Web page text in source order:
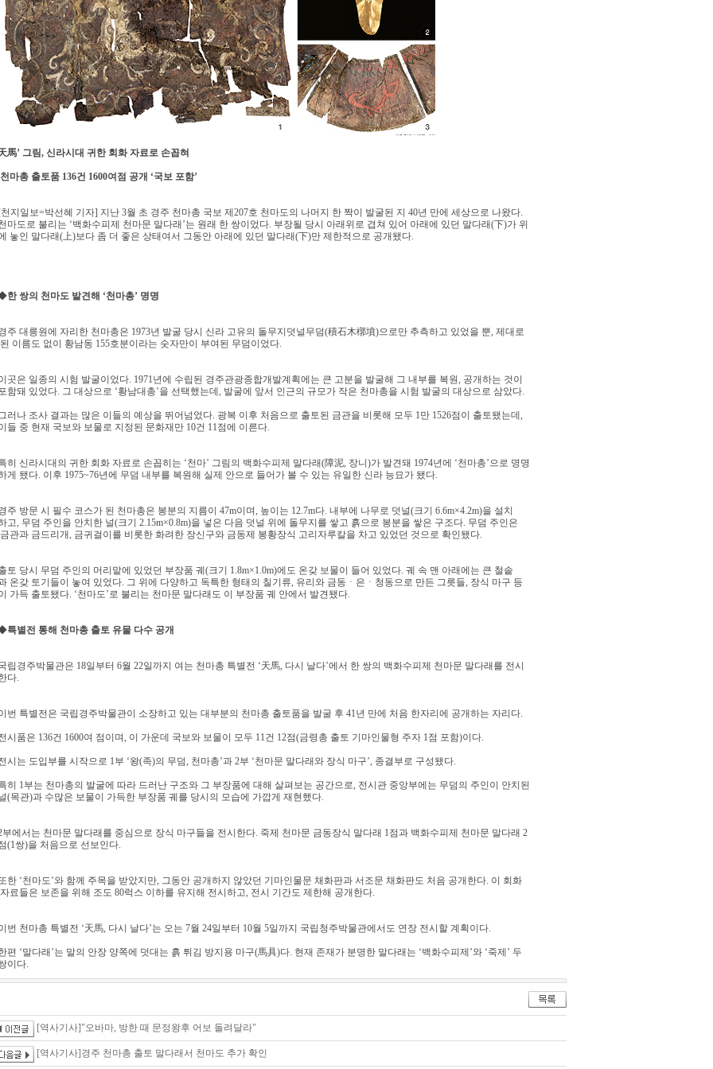
馬’ 그림, 신라시대 귀한 회화 자료로 손꼽혀
마총 출토품 136건 1600여점 공개 ‘국보 포함’
지일보=박선혜 기자] 지난 3월 초 경주 천마총 국보 제207호 천마도의 나머지 한 짝이 발굴된 지 40년 만에 세상으로 나왔다.
마도로 불리는 ‘백화수피제 천마문 말다래’는 원래 한 쌍이었다. 부장될 당시 아래위로 겹쳐 있어 아래에 있던 말다래(下)가 위
놓인 말다래(上)보다 좀 더 좋은 상태여서 그동안 아래에 있던 말다래(下)만 제한적으로 공개됐다.
한 쌍의 천마도 발견해 ‘천마총’ 명명
주 대릉원에 자리한 천마총은 1973년 발굴 당시 신라 고유의 돌무지덧널무덤(積石木槨墳)으로만 추측하고 있었을 뿐, 제대로
이름도 없이 황남동 155호분이라는 숫자만이 부여된 무덤이었다.
곳은 일종의 시험 발굴이었다. 1971년에 수립된 경주관광종합개발계획에는 큰 고분을 발굴해 그 내부를 복원, 공개하는 것이
함돼 있었다. 그 대상으로 ‘황남대총’을 선택했는데, 발굴에 앞서 인근의 규모가 작은 천마총을 시험 발굴의 대상으로 삼았다.
러나 조사 결과는 많은 이들의 예상을 뛰어넘었다. 광복 이후 처음으로 출토된 금관을 비롯해 모두 1만 1526점이 출토됐는데,
들 중 현재 국보와 보물로 지정된 문화재만 10건 11점에 이른다.
히 신라시대의 귀한 회화 자료로 손꼽히는 ‘천마’ 그림의 백화수피제 말다래(障泥, 장니)가 발견돼 1974년에 ‘천마총’으로 명명
게 됐다. 이후 1975~76년에 무덤 내부를 복원해 실제 안으로 들어가 볼 수 있는 유일한 신라 능묘가 됐다.
주 방문 시 필수 코스가 된 천마총은 봉분의 지름이 47m이며, 높이는 12.7m다. 내부에 나무로 덧널(크기 6.6m×4.2m)을 설치
고, 무덤 주인을 안치한 널(크기 2.15m×0.8m)을 넣은 다음 덧널 위에 돌무지를 쌓고 흙으로 봉분을 쌓은 구조다. 무덤 주인은
관과 금드리개, 금귀걸이를 비롯한 화려한 장신구와 금동제 봉황장식 고리자루칼을 차고 있었던 것으로 확인됐다.
토 당시 무덤 주인의 머리맡에 있었던 부장품 궤(크기 1.8m×1.0m)에도 온갖 보물이 들어 있었다. 궤 속 맨 아래에는 큰 철솥
온갖 토기들이 놓여 있었다. 그 위에 다양하고 독특한 형태의 칠기류, 유리와 금동ㆍ은ㆍ청동으로 만든 그릇들, 장식 마구 등
가득 출토됐다. ‘천마도’로 불리는 천마문 말다래도 이 부장품 궤 안에서 발견됐다.
특별전 통해 천마총 출토 유물 다수 공개
립경주박물관은 18일부터 6월 22일까지 여는 천마총 특별전 ‘天馬, 다시 날다’에서 한 쌍의 백화수피제 천마문 말다래를 전시
다.
번 특별전은 국립경주박물관이 소장하고 있는 대부분의 천마총 출토품을 발굴 후 41년 만에 처음 한자리에 공개하는 자리다.
시품은 136건 1600여 점이며, 이 가운데 국보와 보물이 모두 11건 12점(금령총 출토 기마인물형 주자 1점 포함)이다.
시는 도입부를 시작으로 1부 ‘왕(족)의 무덤, 천마총’과 2부 ‘천마문 말다래와 장식 마구’, 종결부로 구성됐다.
히 1부는 천마총의 발굴에 따라 드러난 구조와 그 부장품에 대해 살펴보는 공간으로, 전시관 중앙부에는 무덤의 주인이 안치된
(목관)과 수많은 보물이 가득한 부장품 궤를 당시의 모습에 가깝게 재현했다.
부에서는 천마문 말다래를 중심으로 장식 마구들을 전시한다. 죽제 천마문 금동장식 말다래 1점과 백화수피제 천마문 말다래 2
(1쌍)을 처음으로 선보인다.
한 ‘천마도’와 함께 주목을 받았지만, 그동안 공개하지 않았던 기마인물문 채화판과 서조문 채화판도 처음 공개한다. 이 회화
료들은 보존을 위해 조도 80럭스 이하를 유지해 전시하고, 전시 기간도 제한해 공개한다.
번 천마총 특별전 ‘天馬, 다시 날다’는 오는 7월 24일부터 10월 5일까지 국립청주박물관에서도 연장 전시할 계획이다.
편 ‘말다래’는 말의 안장 양쪽에 덧대는 흙 튀김 방지용 마구(馬具)다. 현재 존재가 분명한 말다래는 ‘백화수피제’와 ‘죽제’ 두
이다.
[역사기사]"오바마, 방한 때 문정왕후 어보 돌려달라"
[역사기사]경주 천마총 출토 말다래서 천마도 추가 확인